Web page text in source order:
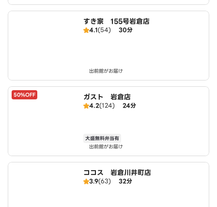
すき家 155号岩倉店
4.1(54) 30分
出前館がお届け
50%OFF ガスト 岩倉店
4.2(124) 24分
大盛無料弁当有
出前館がお届け
ココス 岩倉川井町店
3.9(63) 32分